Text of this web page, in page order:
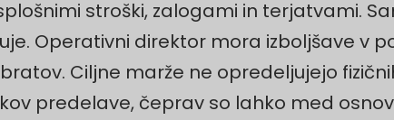
stroški, zalogami in terjatvami.
Operativni direktor mora izboljšave v
Ciljne marže ne opredeljujejo
predelave, čeprav so lahko med